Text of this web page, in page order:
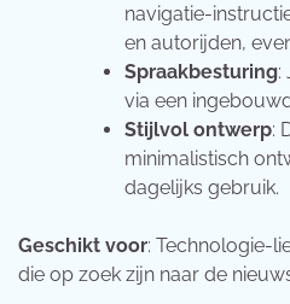
navigatie-
en autorijden,
Spraakbesturing:
via een
Stijlvol ontwerp:
minimalistisch
dagelijks gebruik.
Geschikt voor: Technologie-
die op zoek zijn naar de